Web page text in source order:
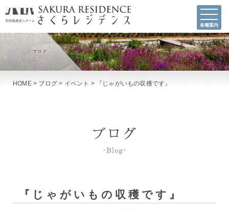
各種案内
HOME> ブログ > イベント > 『じゃがいもの収穫です』
『じゃがいもの収穫です』